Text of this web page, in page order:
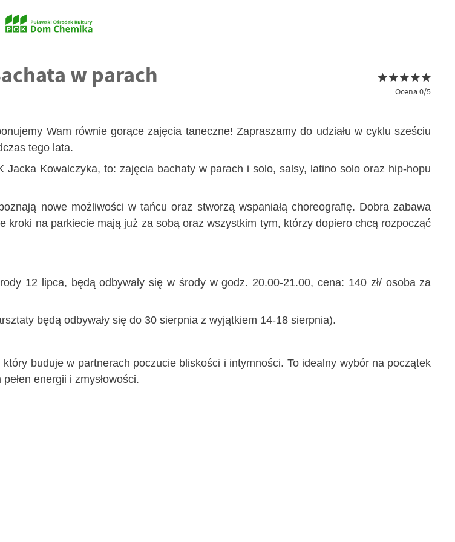
w parach
Ocena 0/5
Wam równie gorące zajęcia taneczne! Zapraszamy do udziału w cyklu sześciu
tego lata.
Kowalczyka, to: zajęcia bachaty w parach i solo, salsy, latino solo oraz hip-hopu
nowe możliwości w tańcu oraz stworzą wspaniałą choreografię. Dobra zabawa
kroki na parkiecie mają już za sobą oraz wszystkim tym, którzy dopiero chcą rozpocząć
12 lipca, będą odbywały się w środy w godz. 20.00-21.00, cena: 140 zł/ osoba za
będą odbywały się do 30 sierpnia z wyjątkiem 14-18 sierpnia).
buduje w partnerach poczucie bliskości i intymności. To idealny wybór na początek
energii i zmysłowości.